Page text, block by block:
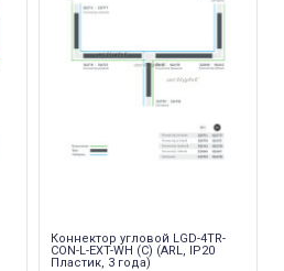
Коннектор угловой LGD-4TR-
CON-L-EXT-WH (C) (ARL, IP20
Пластик, 3 года)